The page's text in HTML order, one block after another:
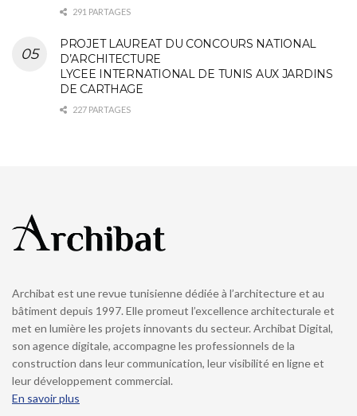
291 PARTAGES
PROJET LAUREAT DU CONCOURS NATIONAL
D’ARCHITECTURE
LYCEE INTERNATIONAL DE TUNIS AUX JARDINS
DE CARTHAGE
227 PARTAGES
Archibat est une revue tunisienne dédiée à l’architecture et au
bâtiment depuis 1997. Elle promeut l’excellence architecturale et
met en lumière les projets innovants du secteur. Archibat Digital,
son agence digitale, accompagne les professionnels de la
construction dans leur communication, leur visibilité en ligne et
leur développement commercial.
En savoir plus